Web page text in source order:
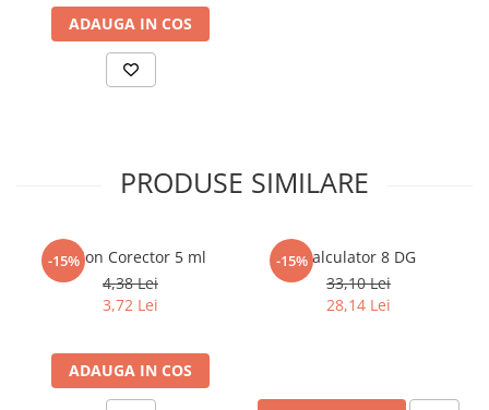
ADAUGA IN COS
PRODUSE SIMILARE
-15%
Creion Corector 5 ml
4,38 Lei
3,72 Lei
ADAUGA IN COS
-15%Calculator 8 DG
33,10 Lei
28,14 Lei